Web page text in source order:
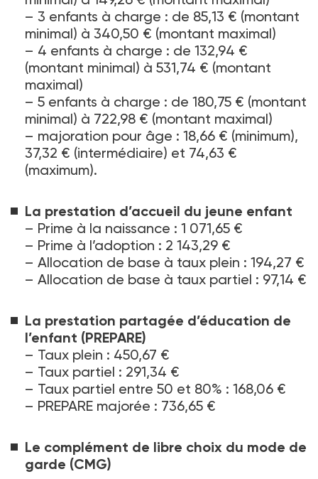
– 3 enfants à charge : de 85,13 € (montant
minimal) à 340,50 € (montant maximal)
– 4 enfants à charge : de 132,94 €
(montant minimal) à 531,74 € (montant
maximal)
– 5 enfants à charge : de 180,75 € (montant
minimal) à 722,98 € (montant maximal)
– majoration pour âge : 18,66 € (minimum),
37,32 € (intermédiaire) et 74,63 €
(maximum).
La prestation d’accueil du jeune enfant
– Prime à la naissance : 1 071,65 €
– Prime à l’adoption : 2 143,29 €
– Allocation de base à taux plein : 194,27 €
– Allocation de base à taux partiel : 97,14 €
La prestation partagée d’éducation de
l’enfant (PREPARE)
– Taux plein : 450,67 €
– Taux partiel : 291,34 €
– Taux partiel entre 50 et 80% : 168,06 €
– PREPARE majorée : 736,65 €
Le complément de libre choix du mode de
garde (CMG)